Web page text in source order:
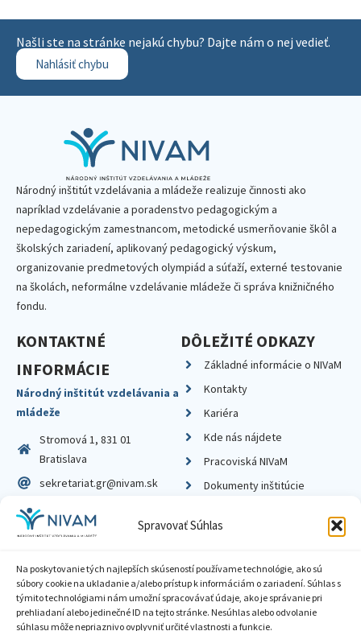
Spravovať Súhlas
Na poskytovanie tých najlepších skúseností používame technológie, ako sú
súbory cookie na ukladanie a/alebo prístup k informáciám o zariadení. Súhlas s
týmito technológiami nám umožní spracovávať údaje, ako je správanie pri
prehliadaní alebo jedinečné ID na tejto stránke. Nesúhlas alebo odvolanie
súhlasu môže nepriaznivo ovplyvniť určité vlastnosti a funkcie.
Našli ste na stránke nejakú chybu? Dajte nám o nej vedieť.
Nahlásiť chybu
Národný inštitút vzdelávania a mládeže realizuje činnosti ako
napríklad vzdelávanie a poradenstvo pedagogickým a
nepedagogickým zamestnancom, metodické usmerňovanie škôl a
školských zariadení, aplikovaný pedagogický výskum,
organizovanie predmetových olympiád a súťaží, externé testovanie
na školách, neformálne vzdelávanie mládeže či správa knižničného
fondu.
KONTAKTNÉ
INFORMÁCIE
Národný inštitút vzdelávania a
mládeže
Stromová 1, 831 01
Bratislava
sekretariat.gr@nivam.sk
IČO: 00164348
DIČ: 2020798714
DÔLEŽITÉ ODKAZY
Základné informácie o NIVaM
Kontakty
Kariéra
Kde nás nájdete
Pracoviská NIVaM
Dokumenty inštitúcie
Zásady ochrany súkromia